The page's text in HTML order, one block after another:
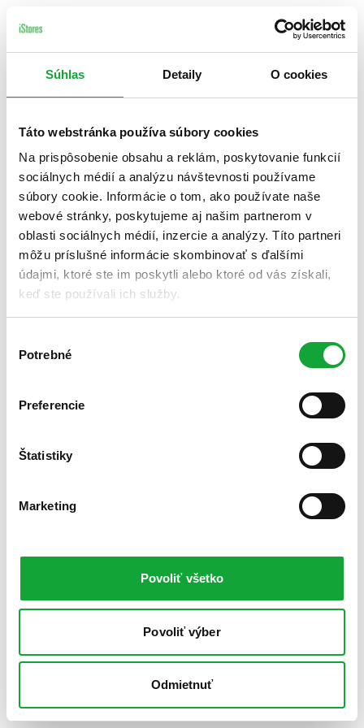
Súhlas Detaily O cookies
Táto webstránka používa súbory cookies
Na prispôsobenie obsahu a reklám, poskytovanie funkcií
sociálnych médií a analýzu návštevnosti používame
súbory cookie. Informácie o tom, ako používate naše
webové stránky, poskytujeme aj našim partnerom v
oblasti sociálnych médií, inzercie a analýzy. Títo partneri
môžu príslušné informácie skombinovať s ďalšími
údajmi, ktoré ste im poskytli alebo ktoré od vás získali,
keď ste používali ich služby.
súhlasu
Potrebné
Preferencie
Štatistiky
Marketing
Povoliť všetko
Povoliť výber
Odmietnuť